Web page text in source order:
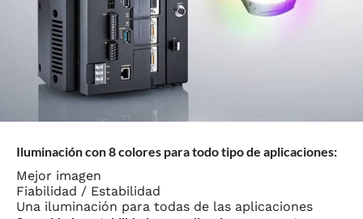
Iluminación con 8 colores para todo tipo de aplicaciones:
Mejor imagen
Fiabilidad / Estabilidad
Una iluminación para todas de las aplicaciones